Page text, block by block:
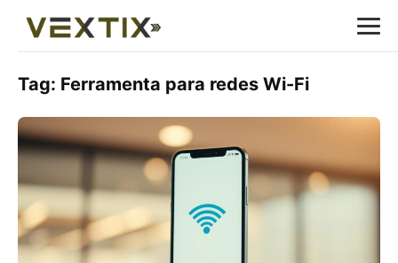
Tag: Ferramenta para redes Wi-Fi